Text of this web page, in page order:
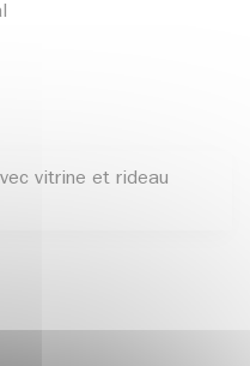
vitrine et rideau